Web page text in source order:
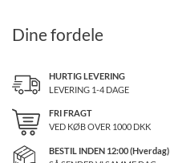
Dine fordele
HURTIG LEVERING
LEVERING 1-4 DAGE
FRI FRAGT
VED KØB OVER 1000DKK
BESTIL INDEN 12:00 (Hverdag)